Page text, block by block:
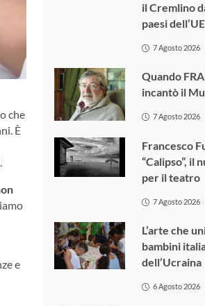
che
È
e
il Cremlino
paesi dell’UE
7 Agosto 2026
Quando
incantò il
7 Agosto 2026
Francesco
“Calipso”, il
per il teatro
7 Agosto 2026
L’arte che
bambini
dell’Ucraina
6 Agosto 2026